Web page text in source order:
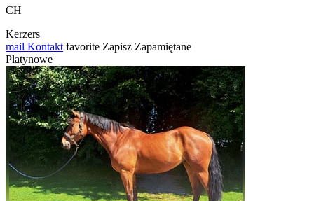
CH
Kerzers
mail Kontakt favorite Zapisz Zapamiętane
Platynowe